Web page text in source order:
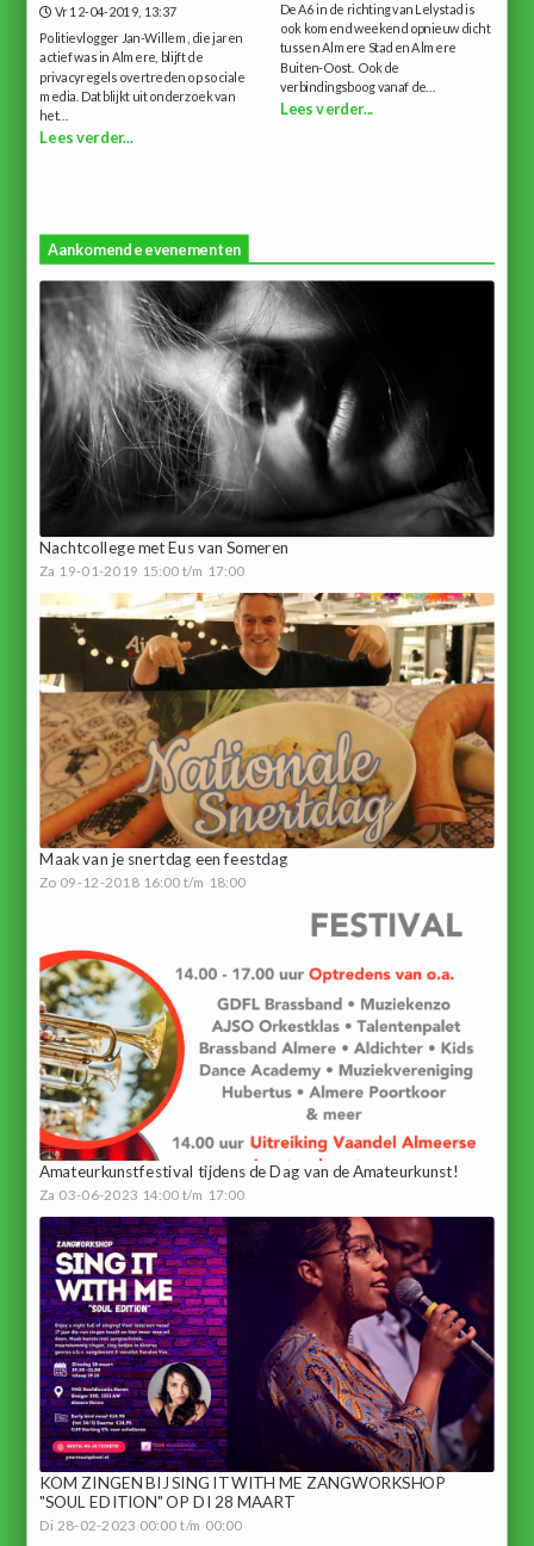
Vr 12-04-2019, 13:37
Politievlogger Jan-Willem, die jaren
actief was in Almere, blijft de
privacyregels overtreden op sociale
media. Dat blijkt uit onderzoek van
het...
Lees verder...
De A6 in de richting van Lelystad is
ook komend weekend opnieuw dicht
tussen Almere Stad en Almere
Buiten-Oost. Ook de
verbindingsboog vanaf de...
Lees verder...
Aankomende evenementen
Nachtcollege met Eus van Someren
Za 19-01-2019 15:00 t/m 17:00
Maak van je snertdag een feestdag
Zo 09-12-2018 16:00 t/m 18:00
Amateurkunstfestival tijdens de Dag van de Amateurkunst!
Za 03-06-2023 14:00 t/m 17:00
KOM ZINGEN BIJ SING IT WITH ME ZANGWORKSHOP
"SOUL EDITION" OP DI 28 MAART
Di 28-02-2023 00:00 t/m 00:00